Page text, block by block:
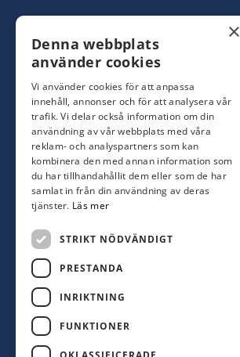
Yrkesbutik: 0480-44 28 08
info@hagblomsfarghandel.nu
Torsåsgatan 9
392 39 Kalmar
Färjestaden
0485-310 71
oland@hagblomsfarghandel.nu
Storgatan 34
386 30 Färjestaden
×
Denna webbplats
använder cookies
Vi använder cookies för att anpassa
innehåll, annonser och för att analysera vår
trafik. Vi delar också information om din
användning av vår webbplats med våra
reklam- och analyspartners som kan
kombinera den med annan information som
du har tillhandahållit dem eller som de har
samlat in från din användning av deras
tjänster. Läs mer
STRIKT NÖDVÄNDIGT
PRESTANDA
INRIKTNING
FUNKTIONER